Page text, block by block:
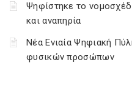
Ψηφίστηκε το
και αναπηρία
Νέα Ενιαία Ψηφιακή
φυσικών προσώπων